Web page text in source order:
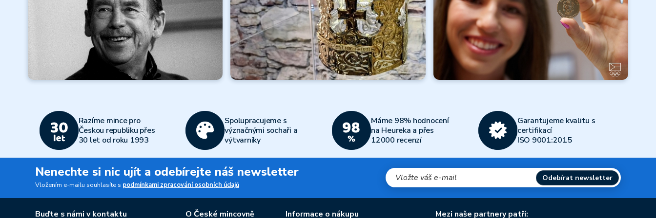
Všechny články
Číst dále
Všechny články
karlovarský filmový
festival
Číst dále
Všechny články
Číst dále
Všechny články
víceboj 2026
Číst dále
Všechny články
Razíme mince pro
Českou republiku přes
30 let od roku 1993
Spolupracujeme s
význačnými sochaři a
výtvarníky
Máme 98% hodnocení
na Heureka a přes
12000 recenzí
Garantujeme kvalitu s
certifikací
ISO 9001:2015
Nenechte si nic ujít a odebírejte náš newsletter
Vložením e-mailu souhlasíte s podmínkami zpracování osobních údajů
Odebírat newsletter
Buďte s námi v kontaktu O České mincovně Informace o nákupu Mezi naše partnery patří: